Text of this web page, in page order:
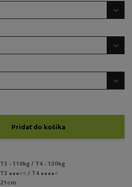
Pridať do košíka
T3 - 110kg / T4 - 130kg
T3 ●●●○○ / T4 ●●●●○
21cm